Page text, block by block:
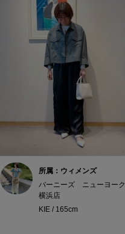
所属：ウィメンズ
バーニーズ ニューヨーク
横浜店
KIE / 165cm